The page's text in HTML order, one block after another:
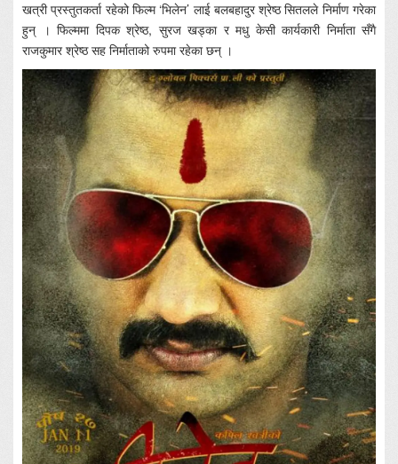
खत्री प्रस्तुतकर्ता रहेको फिल्म ‘भिलेन’ लाई बलबहादुर श्रेष्ठ सितलले निर्माण गरेका
हुन् । फिल्ममा दिपक श्रेष्ठ, सुरज खड्का र मधु केसी कार्यकारी निर्माता सँगै
राजकुमार श्रेष्ठ सह निर्माताको रुपमा रहेका छन् ।